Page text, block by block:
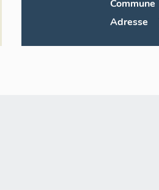
Commune
Adresse